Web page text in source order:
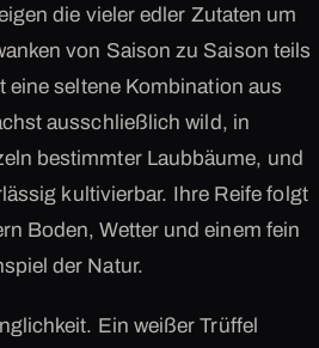
die vieler edler Zutaten um
von Saison zu Saison teils
seltene Kombination aus
ausschließlich wild, in
bestimmter Laubbäume, und
kultivierbar. Ihre Reife folgt
Boden, Wetter und einem fein
der Natur.
Ein weißer Trüffel